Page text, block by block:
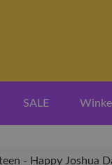
SALE Winkel
- Happy Joshua